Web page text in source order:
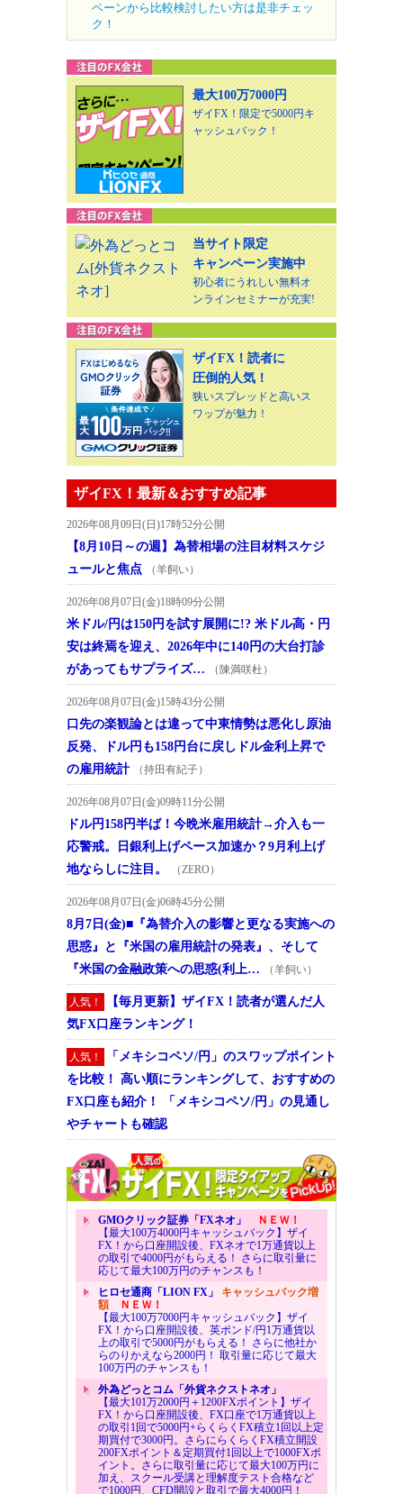
ペーンから比較検討したい方は是非チェッ
ク！
最大100万7000円
ザイFX！限定で5000円キ
ャッシュバック！
当サイト限定
キャンペーン実施中
初心者にうれしい無料オ
ンラインセミナーが充実!
ザイFX！読者に
圧倒的人気！
狭いスプレッドと高いス
ワップが魅力！
ザイFX！最新＆おすすめ記事
2026年08月09日(日)17時52分公開
【8月10日～の週】為替相場の注目材料スケジ
ュールと焦点
（羊飼い）
2026年08月07日(金)18時09分公開
米ドル/円は150円を試す展開に!? 米ドル高・円
安は終焉を迎え、2026年中に140円の大台打診
があってもサプライズ…
（陳満咲杜）
2026年08月07日(金)15時43分公開
口先の楽観論とは違って中東情勢は悪化し原油
反発、ドル円も158円台に戻しドル金利上昇で
の雇用統計
（持田有紀子）
2026年08月07日(金)09時11分公開
ドル円158円半ば！今晩米雇用統計→介入も一
応警戒。日銀利上げペース加速か？9月利上げ
地ならしに注目。
（ZERO）
2026年08月07日(金)06時45分公開
8月7日(金)■『為替介入の影響と更なる実施への
思惑』と『米国の雇用統計の発表』、そして
『米国の金融政策への思惑(利上…
（羊飼い）
人気！
【毎月更新】ザイFX！読者が選んだ人
気FX口座ランキング！
人気！
「メキシコペソ/円」のスワップポイント
を比較！ 高い順にランキングして、おすすめの
FX口座も紹介！ 「メキシコペソ/円」の見通し
やチャートも確認
GMOクリック証券「FXネオ」
ＮＥＷ！
【最大100万4000円キャッシュバック】ザイ
FX！から口座開設後、FXネオで1万通貨以上
の取引で4000円がもらえる！ さらに取引量に
応じて最大100万円のチャンスも！
ヒロセ通商「LION FX」 キャッシュバック増
額ＮＥＷ！
【最大100万7000円キャッシュバック】ザイ
FX！から口座開設後、英ポンド/円1万通貨以
上の取引で5000円がもらえる！ さらに他社か
らのりかえなら2000円！ 取引量に応じて最大
100万円のチャンスも！
外為どっとコム「外貨ネクストネオ」
【最大101万2000円＋1200FXポイント】ザイ
FX！から口座開設後、FX口座で1万通貨以上
の取引1回で5000円+らくらくFX積立1回以上定
期買付で3000円。さらにらくらくFX積立開設
200FXポイント＆定期買付1回以上で1000FXポ
イント。さらに取引量に応じて最大100万円に
加え、スクール受講と理解度テスト合格など
で1000円、CFD開設と取引で最大4000円！